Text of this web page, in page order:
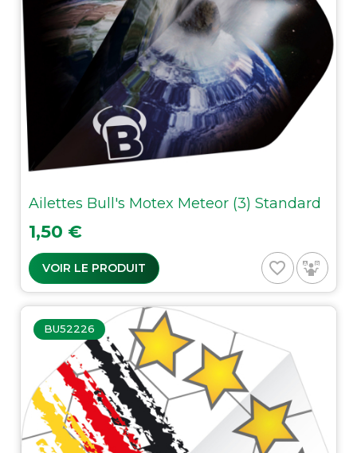
Ailettes Bull's Motex Meteor (3) Standard
Prix
1,50 €
VOIR LE PRODUIT favorite_border
BU52226